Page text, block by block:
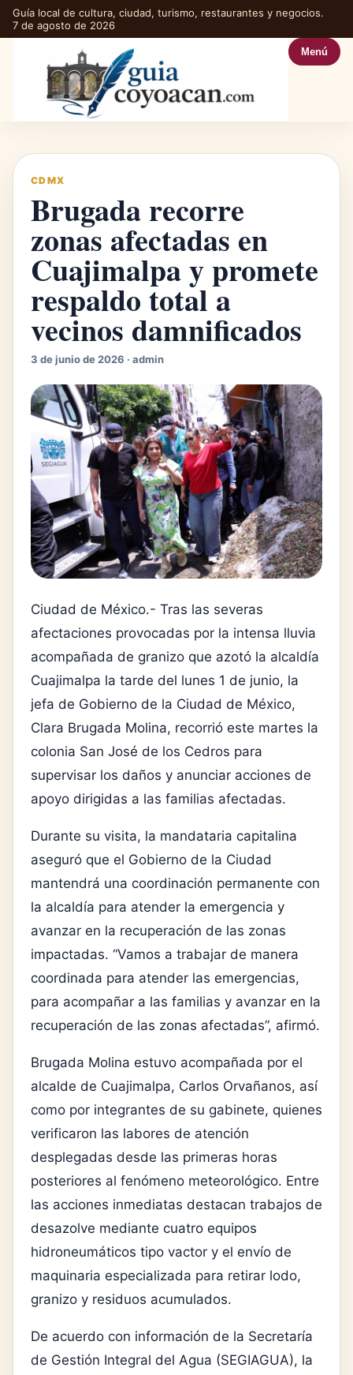
Guía local de cultura, ciudad, turismo, restaurantes y negocios.
7 de agosto de 2026
Menú
CDMX
Brugada recorre
zonas afectadas en
Cuajimalpa y promete
respaldo total a
vecinos damnificados
3 de junio de 2026 · admin
Ciudad de México.- Tras las severas
afectaciones provocadas por la intensa lluvia
acompañada de granizo que azotó la alcaldía
Cuajimalpa la tarde del lunes 1 de junio, la
jefa de Gobierno de la Ciudad de México,
Clara Brugada Molina, recorrió este martes la
colonia San José de los Cedros para
supervisar los daños y anunciar acciones de
apoyo dirigidas a las familias afectadas.
Durante su visita, la mandataria capitalina
aseguró que el Gobierno de la Ciudad
mantendrá una coordinación permanente con
la alcaldía para atender la emergencia y
avanzar en la recuperación de las zonas
impactadas. “Vamos a trabajar de manera
coordinada para atender las emergencias,
para acompañar a las familias y avanzar en la
recuperación de las zonas afectadas”, afirmó.
Brugada Molina estuvo acompañada por el
alcalde de Cuajimalpa, Carlos Orvañanos, así
como por integrantes de su gabinete, quienes
verificaron las labores de atención
desplegadas desde las primeras horas
posteriores al fenómeno meteorológico. Entre
las acciones inmediatas destacan trabajos de
desazolve mediante cuatro equipos
hidroneumáticos tipo vactor y el envío de
maquinaria especializada para retirar lodo,
granizo y residuos acumulados.
De acuerdo con información de la Secretaría
de Gestión Integral del Agua (SEGIAGUA), la